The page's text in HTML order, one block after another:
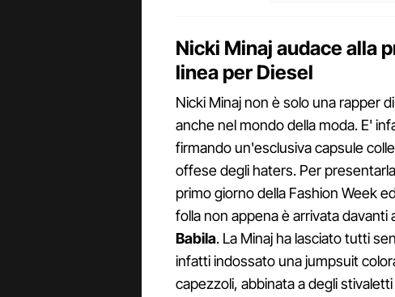
Nicki Minaj audace alla
linea per Diesel
Nicki Minaj non è solo una rapper
anche nel mondo della moda. E'
firmando un'esclusiva capsule
offese degli haters. Per
primo giorno della Fashion Week
folla non appena è arrivata davanti
Babila. La Minaj ha lasciato tutti
infatti indossato una jumpsuit
capezzoli, abbinata a degli